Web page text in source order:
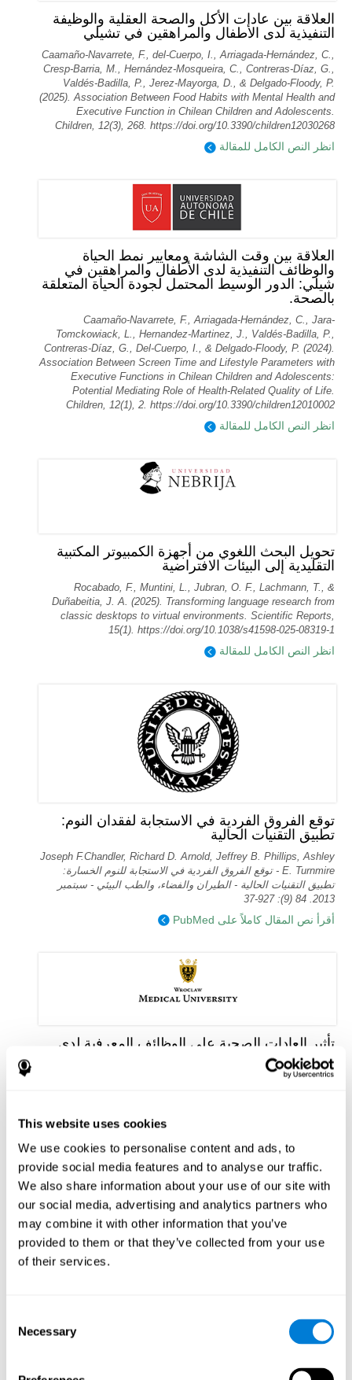
This website uses cookies
We use cookies to personalise content and ads, to
provide social media features and to analyse our traffic.
We also share information about your use of our site with
our social media, advertising and analytics partners who
may combine it with other information that you’ve
provided to them or that they’ve collected from your use
of their services.
Selection
Necessary
العلاقة بين عادات الأكل والصحة العقلية والوظيفة
التنفيذية لدى الأطفال والمراهقين في تشيلي
Caamaño-Navarrete, F., del-Cuerpo, I., Arriagada-Hernández, C.,
Cresp-Barria, M., Hernández-Mosqueira, C., Contreras-Díaz, G.,
Valdés-Badilla, P., Jerez-Mayorga, D., & Delgado-Floody, P.
(2025). Association Between Food Habits with Mental Health and
Executive Function in Chilean Children and Adolescents.
Children, 12(3), 268. https://doi.org/10.3390/children12030268
انظر النص الكامل للمقالة
العلاقة بين وقت الشاشة ومعايير نمط الحياة
والوظائف التنفيذية لدى الأطفال والمراهقين في
شيلي: الدور الوسيط المحتمل لجودة الحياة المتعلقة
بالصحة.
Caamaño-Navarrete, F., Arriagada-Hernández, C., Jara-
Tomckowiack, L., Hernandez-Martinez, J., Valdés-Badilla, P.,
Contreras-Díaz, G., Del-Cuerpo, I., & Delgado-Floody, P. (2024).
Association Between Screen Time and Lifestyle Parameters with
Executive Functions in Chilean Children and Adolescents:
Potential Mediating Role of Health-Related Quality of Life.
Children, 12(1), 2. https://doi.org/10.3390/children12010002
انظر النص الكامل للمقالة
تحويل البحث اللغوي من أجهزة الكمبيوتر المكتبية
التقليدية إلى البيئات الافتراضية
Rocabado, F., Muntini, L., Jubran, O. F., Lachmann, T., &
Duñabeitia, J. A. (2025). Transforming language research from
classic desktops to virtual environments. Scientific Reports,
15(1). https://doi.org/10.1038/s41598-025-08319-1
انظر النص الكامل للمقالة
توقع الفروق الفردية في الاستجابة لفقدان النوم:
تطبيق التقنيات الحالية
Joseph F.Chandler, Richard D. Arnold, Jeffrey B. Phillips, Ashley
E. Turnmire - توقع الفروق الفردية في الاستجابة للنوم الخسارة:
تطبيق التقنيات الحالية - الطيران والفضاء، والطب البيئي - سبتمبر
2013. 84 (9): 927-37
أقرأ نص المقال كاملاً على PubMed
تأثير العادات الصحية على الوظائف المعرفية لدى
مجموعة من مرضى غسيل الكلى
Olczyk, P., Jerzak, P., Letachowicz, K., Gołębiowski, T.,
Patients. Journal Of Clinical Medicine, 12(5), 2042.
انظر النص الكامل للمقالة
Rocabado, F., González Alonso, J., & Duñabeitia, J. A. (2022).
Environment Context Variability and Incidental Word Learning: A
Virtual Reality Study. Brain Sciences, 12(11), 1516.